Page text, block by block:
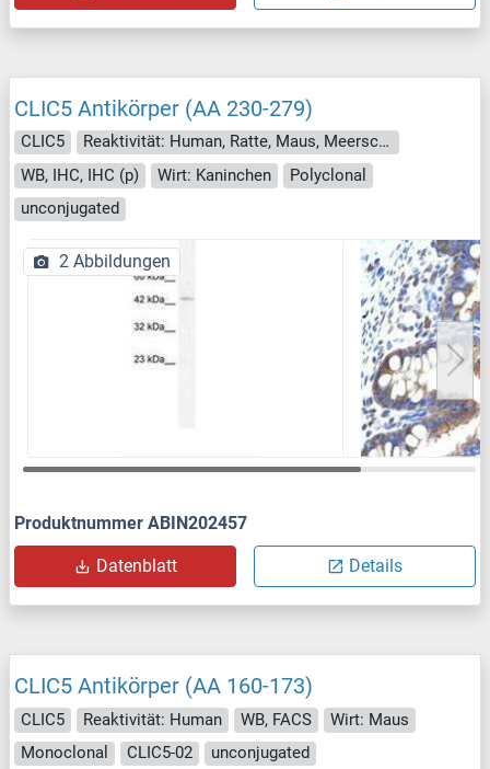
CLIC5 Antikörper (AA 230-279)
CLIC5
Reaktivität: Human, Ratte, Maus, Meerschweinchen, Pferd, Kaninchen, Hund, Affe
WB, IHC, IHC (p)
Wirt: Kaninchen
Polyclonal
unconjugated
2 Abbildungen
Produktnummer ABIN202457
Datenblatt Details
CLIC5 Antikörper (AA 160-173)
CLIC5 Reaktivität: Human WB, FACS
Wirt: Maus
Monoclonal
CLIC5-02 unconjugated